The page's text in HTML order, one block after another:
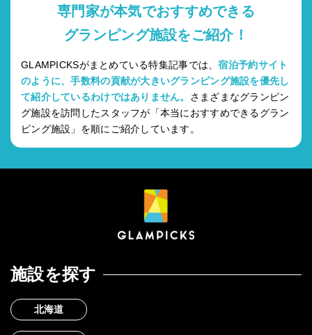
専門家が本気でおすすめできる
グランピング施設をご紹介！
GLAMPICKSがまとめている特集記事では、宿泊予約サイト
のように、手数料の貢献が大きいグランピング施設を優先し
て紹介しているわけではありません。 さまざまなグランピン
グ施設を訪問したスタッフが「本当におすすめできるグラン
ピング施設」を順にご紹介しています。
施設を探す
北海道